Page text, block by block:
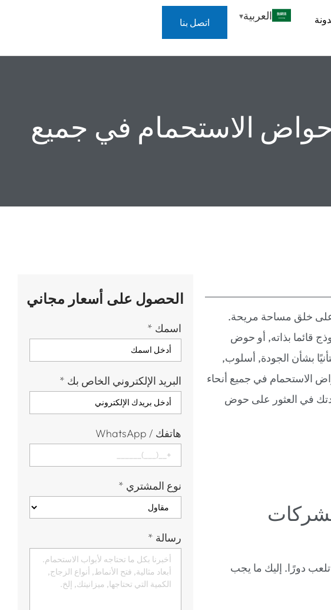
العربية
اتصل بنا
لأحواض الاستحمام في جميع
خلق مساحة مريحة.
بذاته, أو حوض
بشأن الجودة, أسلوب,
نقدمك إلى الأعلى 15 مصنعي أحواض الاستحمام في جميع أنحاء
في العثور على حوض
دورًا. إليك ما يجب
الحصول على أسعار مجاني
اسمك *
البريد الإلكتروني الخاص بك *
هاتفك / WhatsApp
نوع المشتري *
رسالة *